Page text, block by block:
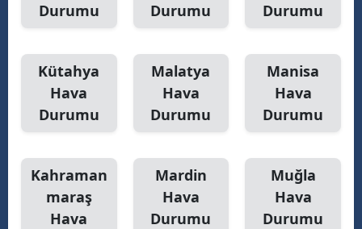
Durumu
Durumu
Durumu
Kütahya
Hava
Durumu
Malatya
Hava
Durumu
Manisa
Hava
Durumu
Kahraman
maraş
Hava
Mardin
Hava
Durumu
Muğla
Hava
Durumu